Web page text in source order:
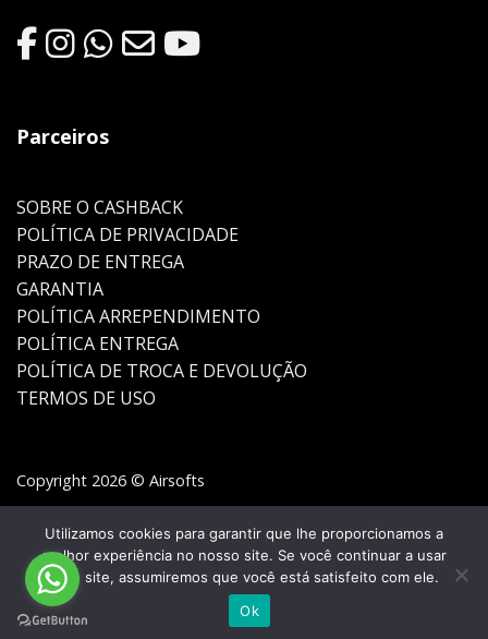
Parceiros
SOBRE O CASHBACK
POLÍTICA DE PRIVACIDADE
PRAZO DE ENTREGA
GARANTIA
POLÍTICA ARREPENDIMENTO
POLÍTICA ENTREGA
POLÍTICA DE TROCA E DEVOLUÇÃO
TERMOS DE USO
Copyright 2026 © Airsofts
Utilizamos cookies para garantir que lhe proporcionamos a
melhor experiência no nosso site. Se você continuar a usar
este site, assumiremos que você está satisfeito com ele.
Ok